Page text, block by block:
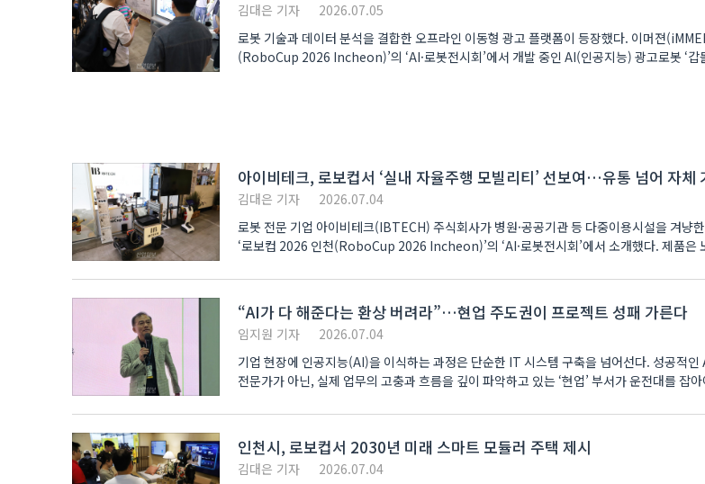
김대은 기자
2026.07.05
로봇 기술과 데이터 분석을 결합한 오프라인 이동형 광고 플랫폼이 등장했다. 이머젼(iMMERSiON)은 ‘로보컵 2026 인천
(RoboCup 2026 Incheon)’의 ‘AI·로봇전시회’에서 개발 중인 AI(인공지능) 광고로봇 ‘갑
아이비테크, 로보컵서 ‘실내 자율주행 모빌리티’ 선보여…유통 넘어 자체
김대은 기자
2026.07.04
로봇 전문 기업 아이비테크(IBTECH) 주식회사가 병원·공공기관 등 다중이용시설을 겨냥
‘로보컵 2026 인천(RoboCup 2026 Incheon)’의 ‘AI·로봇전시회’에서 소개했다. 제품은 노약자를 비롯한 보행약자뿐만
“AI가 다 해준다는 환상 버려라”…현업 주도권이 프로젝트 성패 가른다
임지원 기자
2026.07.04
기업 현장에 인공지능(AI)을 이식하는 과정은 단순한 IT 시스템 구축을 넘어선다. 성공적인
전문가가 아닌, 실제 업무의 고충과 흐름을 깊이 파악하고 있는 ‘현업’ 부서가 운전대를 잡
인천시, 로보컵서 2030년 미래 스마트 모듈러 주택 제시
김대은 기자
2026.07.04